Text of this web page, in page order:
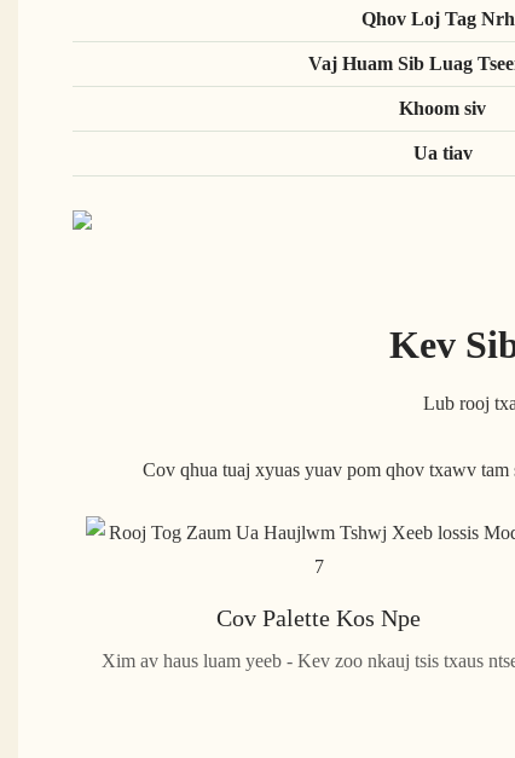
Qhov Loj Tag
Vaj Huam Sib Luag
Khoom siv
Ua tiav
Kev
Lub rooj
Cov qhua tuaj xyuas yuav pom qhov txawv
Cov Palette Kos Npe
Xim av haus luam yeeb - Kev zoo nkauj tsis txaus